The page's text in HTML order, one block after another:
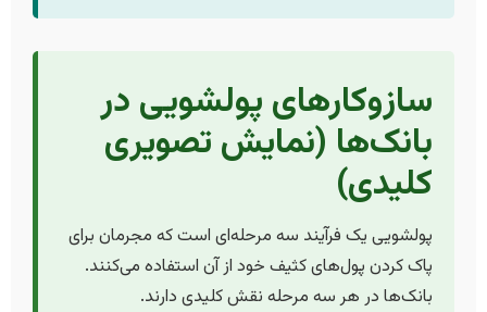
سازوکارهای پولشویی در
بانک‌ها (نمایش تصویری
کلیدی)
پولشویی یک فرآیند سه مرحله‌ای است که مجرمان برای
پاک کردن پول‌های کثیف خود از آن استفاده می‌کنند.
بانک‌ها در هر سه مرحله نقش کلیدی دارند.